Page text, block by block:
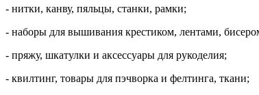
- нитки, канву, пяльцы, станки, рамки;
- наборы для вышивания крестиком, лентами,
- пряжу, шкатулки и аксессуары для рукоделия;
- квилтинг, товары для пэчворка и фелтинга, ткани;